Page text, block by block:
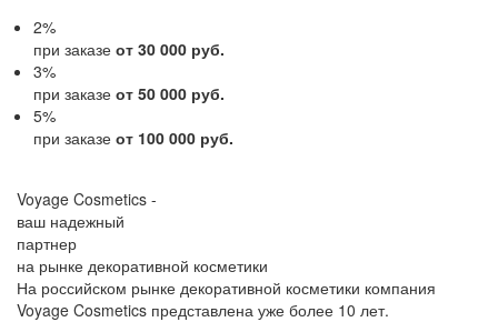
2%
при заказе от 30 000 руб.
3%
при заказе от 50 000 руб.
5%
при заказе от 100 000 руб.
Voyage Cosmetics -
ваш надежный
партнер
на рынке декоративной косметики
На российском рынке декоративной косметики компания
Voyage Cosmetics представлена уже более 10 лет.